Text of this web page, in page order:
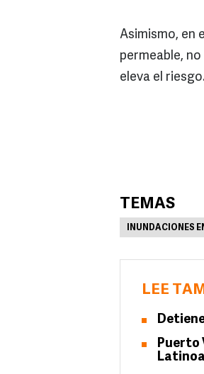
Asimismo, en
permeable,
eleva el
TEMAS
INUNDACIONES
LEE
Puerto